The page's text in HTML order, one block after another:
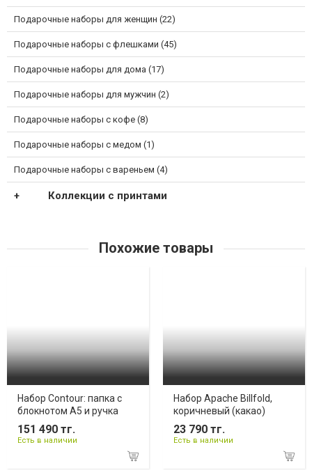
Подарочные наборы для женщин (22)
Подарочные наборы с флешками (45)
Подарочные наборы для дома (17)
Подарочные наборы для мужчин (2)
Подарочные наборы с кофе (8)
Подарочные наборы с медом (1)
Подарочные наборы с вареньем (4)
Коллекции с принтами
Похожие товары
Набор Contour: папка с
блокнотом А5 и ручка
151 490 тг.
Есть в наличии
Набор Apache Billfold,
коричневый (какао)
23 790 тг.
Есть в наличии